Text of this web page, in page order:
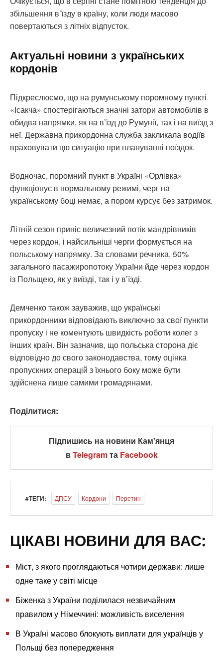
збільшення в’їзду в країну, коли люди масово
повертаються з літніх відпусток.
Актуальні новини з українських
кордонів
Підкреслюємо, що на румунському поромному пункті
«Ісакча» спостерігаються значні затори автомобілів в
обидва напрямки, як на в’їзд до Румунії, так і на виїзд з
неї. Державна прикордонна служба закликала водіїв
враховувати цю ситуацію при плануванні поїздок.
Водночас, поромний пункт в Україні «Орлівка»
функціонує в нормальному режимі, черг на
українському боці немає, а пором курсує без затримок.
Літній сезон приніс величезний потік мандрівників
через кордон, і найсильніші черги формується на
польському напрямку. За словами речника, 50%
загального пасажиропотоку України йде через кордон
із Польщею, як у виїзді, так і у в’їзді.
Демченко також зауважив, що українські
прикордонники відповідають виключно за свої пункти
пропуску і не коментують швидкість роботи колег з
інших країн. Він зазначив, що польська сторона діє
відповідно до свого законодавства, тому оцінка
пропускних операцій з їхнього боку може бути
здійснена лише самими громадянами.
Поділитися:
Підпишись на новини Кам'янця
вTelegramта Facebook
#ТЕГИ: ДПСУ Кордони Перетин
ЦІКАВІ НОВИНИ ДЛЯ ВАС:
Міст, з якого проглядаються чотири держави: лише
одне таке у світі місце
Біженка з України поділилася незвичайним
правилом у Німеччині: можливість виселення
В Україні масово блокують виплати для українців у
Польщі без попередження